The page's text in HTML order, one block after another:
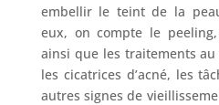
embellir le teint de la
eux, on compte le
ainsi que les traitements
les cicatrices d’acné, les
autres signes de